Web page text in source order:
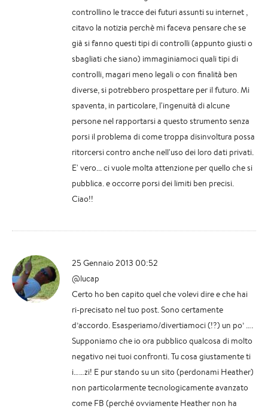
controllino le tracce dei futuri assunti su internet ,
citavo la notizia perchè mi faceva pensare che se
già si fanno questi tipi di controlli (appunto giusti o
sbagliati che siano) immaginiamoci quali tipi di
controlli, magari meno legali o con finalità ben
diverse, si potrebbero prospettare per il futuro. Mi
spaventa, in particolare, l'ingenuità di alcune
persone nel rapportarsi a questo strumento senza
porsi il problema di come troppa disinvoltura possa
ritorcersi contro anche nell'uso dei loro dati privati.
E' vero... ci vuole molta attenzione per quello che si
pubblica. e occorre porsi dei limiti ben precisi.
Ciao!!
25 Gennaio 2013 00:52
@lucap
Certo ho ben capito quel che volevi dire e che hai
ri-precisato nel tuo post. Sono certamente
d’accordo. Esasperiamo/divertiamoci (!?) un po’ ….
Supponiamo che io ora pubblico qualcosa di molto
negativo nei tuoi confronti. Tu cosa giustamente ti
i……zi! E pur stando su un sito (perdonami Heather)
non particolarmente tecnologicamente avanzato
come FB (perché ovviamente Heather non ha